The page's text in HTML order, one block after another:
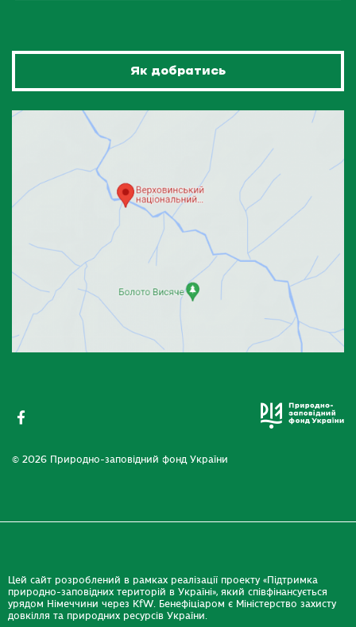
Як добратись
© 2026 Природно-заповідний фонд України
Цей сайт розроблений в рамках реалізації проекту «Підтримка
природно-заповідних територій в Україні», який співфінансується
урядом Німеччини через KfW. Бенефіціаром є Міністерство захисту
довкілля та природних ресурсів України.